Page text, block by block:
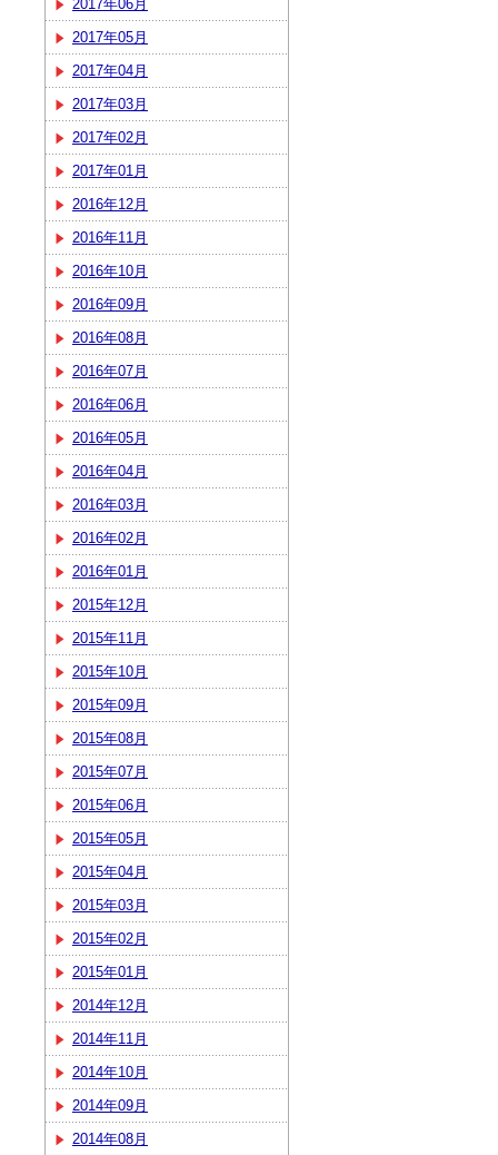
2017年06月
2017年05月
2017年04月
2017年03月
2017年02月
2017年01月
2016年12月
2016年11月
2016年10月
2016年09月
2016年08月
2016年07月
2016年06月
2016年05月
2016年04月
2016年03月
2016年02月
2016年01月
2015年12月
2015年11月
2015年10月
2015年09月
2015年08月
2015年07月
2015年06月
2015年05月
2015年04月
2015年03月
2015年02月
2015年01月
2014年12月
2014年11月
2014年10月
2014年09月
2014年08月